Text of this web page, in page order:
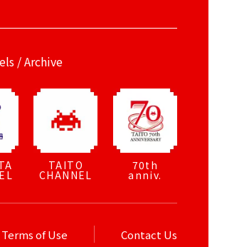
/ Archive
TAITO
CHANNEL
70th
anniv.
Terms of Use Contact Us